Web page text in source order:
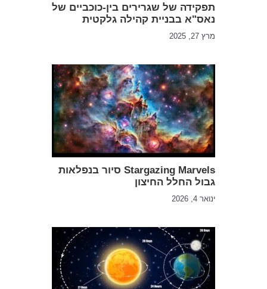
תפקידה של שגרירים בין-כוכביים של
נאס"א בבניית קהילה גלקטית
מרץ 27, 2025
Stargazing Marvels סיור בנפלאות
גבול החלל החיצון
ינואר 4, 2026